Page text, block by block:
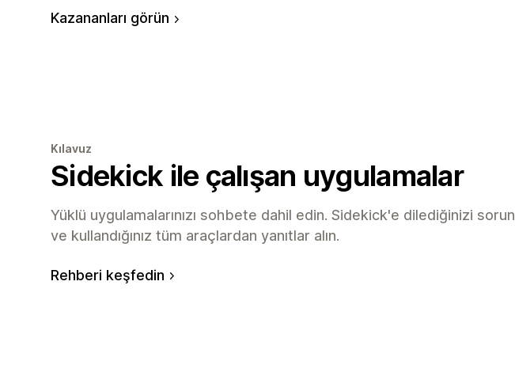
Kazananları görün
Kılavuz
Sidekick ile çalışan uygulamalar
Yüklü uygulamalarınızı sohbete dahil edin. Sidekick'e dilediğinizi sorun
ve kullandığınız tüm araçlardan yanıtlar alın.
Rehberi keşfedin